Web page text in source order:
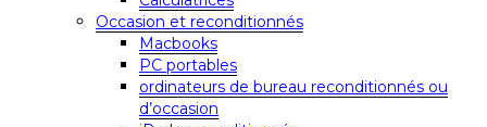
Occasion et reconditionnés
Macbooks
PC portables
ordinateurs de bureau reconditionnés ou
d’occasion